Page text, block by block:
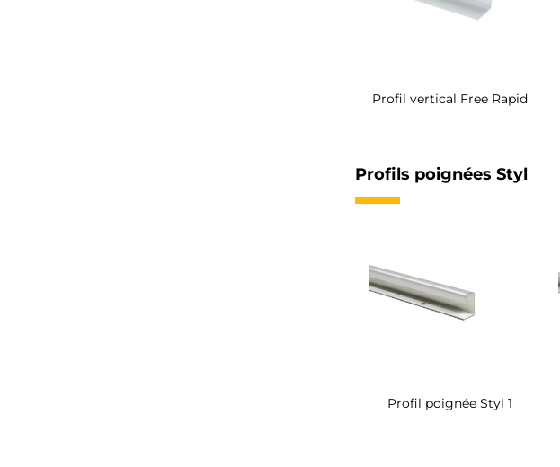
Profil vertical Free Rapid
Profils poignées Styl
Profil poignée Styl 1